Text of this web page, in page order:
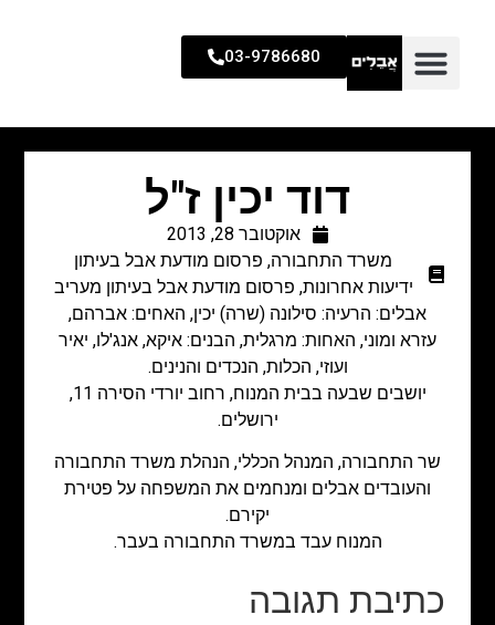
03-9786680
דוד יכין ז"ל
אוקטובר 28, 2013
משרד התחבורה, פרסום מודעת אבל בעיתון
ידיעות אחרונות, פרסום מודעת אבל בעיתון מעריב
אבלים: הרעיה: סילונה (שרה) יכין, האחים: אברהם,
עזרא ומוני, האחות: מרגלית, הבנים: איקא, אנג'לו, יאיר
ועוזי, הכלות, הנכדים והנינים.
יושבים שבעה בבית המנוח, רחוב יורדי הסירה 11,
ירושלים.
שר התחבורה, המנהל הכללי, הנהלת משרד התחבורה
והעובדים אבלים ומנחמים את המשפחה על פטירת
יקירם.
המנוח עבד במשרד התחבורה בעבר.
כתיבת תגובה